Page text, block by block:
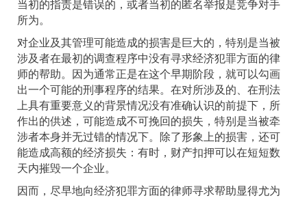
当初的指责是错误的，或者当初的匿名举报是竞争对手
所为。
对企业及其管理可能造成的损害是巨大的，特别是当被
涉及者在最初的调查程序中没有寻求经济犯罪方面的律
师的帮助。因为通常正是在这个早期阶段，就可以勾画
出一个可能的刑事程序的结果。在对所涉及的、在刑法
上具有重要意义的背景情况没有准确认识的前提下，所
作出的供述，可能造成不可挽回的损失，特别是当被牵
涉者本身并无过错的情况下。除了形象上的损害，还可
能造成高额的经济损失：有时，财产扣押可以在短短数
天内摧毁一个企业。
因而，尽早地向经济犯罪方面的律师寻求帮助显得尤为